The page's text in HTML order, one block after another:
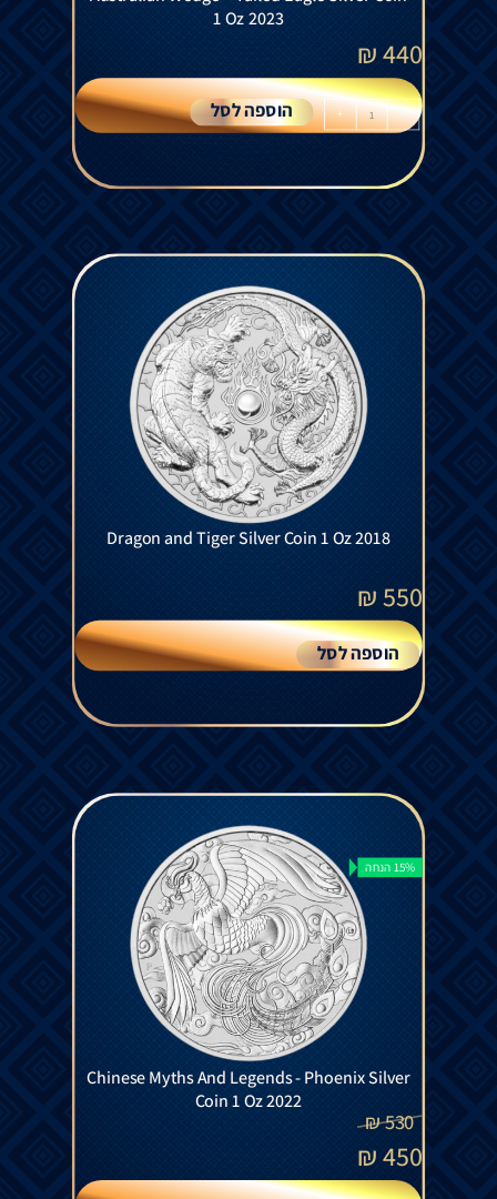
1 Oz 2023
440
₪
-
+ הוספה לסל
Dragon and Tiger Silver Coin 1 Oz 2018
550
₪
הוספה לסל
15% הנחה
Chinese Myths And Legends - Phoenix Silver
Coin 1 Oz 2022
530
₪
450
₪